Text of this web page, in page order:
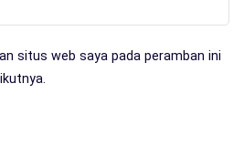
situs web saya pada peramban ini